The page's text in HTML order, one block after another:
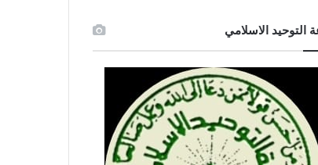
التوحيد الاسلامي